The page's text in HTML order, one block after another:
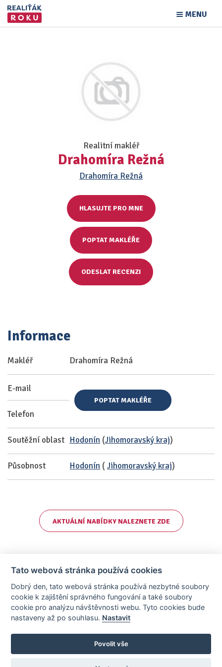
MENU
Realitní makléř
Drahomíra Režná
Drahomíra Režná
HLASUJTE PRO MNE
POPTAT MAKLÉŘE
ODESLAT RECENZI
Informace
Makléř Drahomíra Režná
E-mail
Telefon
POPTAT MAKLÉŘE
Soutěžní oblast Hodonín (Jihomoravský kraj)
Působnost Hodonín (Jihomoravský kraj)
AKTUÁLNÍ NABÍDKY NALEZNETE ZDE
Stránky vytvořeny v iD-SIGN
Provozovatelem tohoto serveru je společnost AllCzech Promotion, s.r.o.,
Tato webová stránka používá cookies
Dobrý den, tato webová stránka používá nezbytné soubory
cookie k zajištění správného fungování a také soubory
cookie pro analýzu návštěvnosti webu. Tyto cookies bude
nastaveny až po souhlasu. Nastavit
Povolit vše